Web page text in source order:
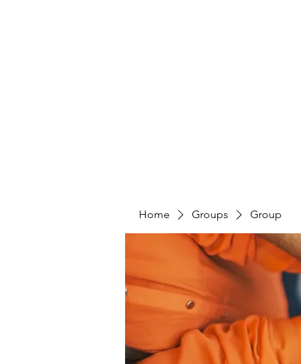
Home Groups Group